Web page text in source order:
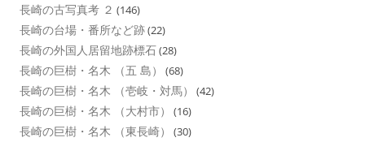
長崎の古写真考 ２ (146)
長崎の台場・番所など跡(22)
長崎の外国人居留地跡標石(28)
長崎の巨樹・名木 （五 島） (68)
長崎の巨樹・名木 （壱岐・対馬） (42)
長崎の巨樹・名木 （大村市） (16)
長崎の巨樹・名木 （東長崎） (30)